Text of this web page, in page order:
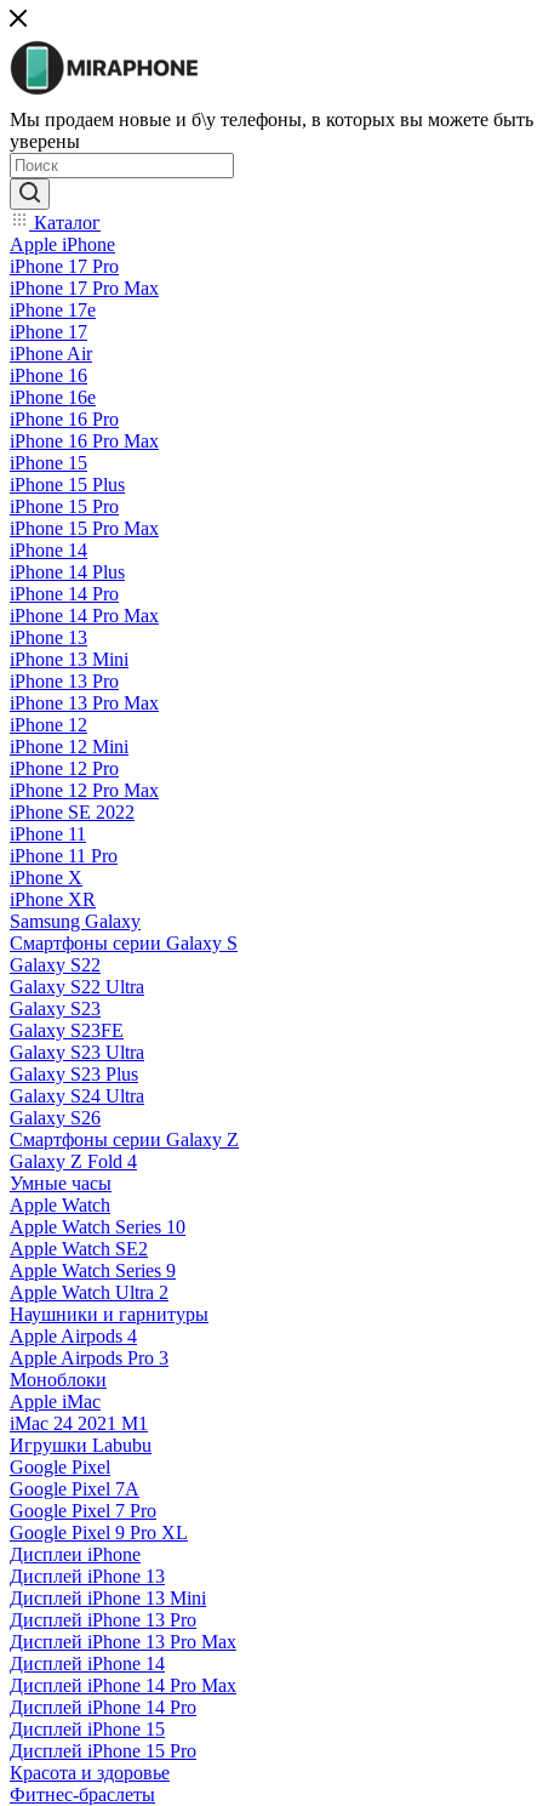
Мы продаем новые и б\у телефоны, в которых вы можете быть
уверены
Каталог
Apple iPhone
iPhone 17 Pro
iPhone 17 Pro Max
iPhone 17e
iPhone 17
iPhone Air
iPhone 16
iPhone 16e
iPhone 16 Pro
iPhone 16 Pro Max
iPhone 15
iPhone 15 Plus
iPhone 15 Pro
iPhone 15 Pro Max
iPhone 14
iPhone 14 Plus
iPhone 14 Pro
iPhone 14 Pro Max
iPhone 13
iPhone 13 Mini
iPhone 13 Pro
iPhone 13 Pro Max
iPhone 12
iPhone 12 Mini
iPhone 12 Pro
iPhone 12 Pro Max
iPhone SE 2022
iPhone 11
iPhone 11 Pro
iPhone X
iPhone XR
Samsung Galaxy
Смартфоны серии Galaxy S
Galaxy S22
Galaxy S22 Ultra
Galaxy S23
Galaxy S23FE
Galaxy S23 Ultra
Galaxy S23 Plus
Galaxy S24 Ultra
Galaxy S26
Смартфоны серии Galaxy Z
Galaxy Z Fold 4
Умные часы
Apple Watch
Apple Watch Series 10
Apple Watch SE2
Apple Watch Series 9
Apple Watch Ultra 2
Наушники и гарнитуры
Apple Airpods 4
Apple Airpods Pro 3
Моноблоки
Apple iMac
iMac 24 2021 M1
Игрушки Labubu
Google Pixel
Google Pixel 7А
Google Pixel 7 Pro
Google Pixel 9 Pro XL
Дисплеи iPhone
Дисплей iPhone 13
Дисплей iPhone 13 Mini
Дисплей iPhone 13 Pro
Дисплей iPhone 13 Pro Max
Дисплей iPhone 14
Дисплей iPhone 14 Pro Max
Дисплей iPhone 14 Pro
Дисплей iPhone 15
Дисплей iPhone 15 Pro
Красота и здоровье
Фитнес-браслеты